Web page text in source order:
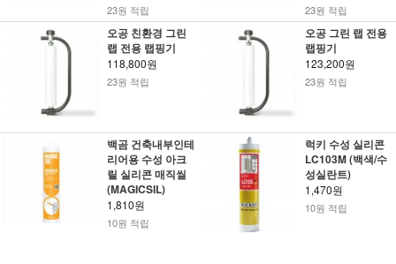
23원 적립 23원 적립
오공 친환경 그린
랩 전용 랩핑기
118,800원
23원 적립
오공 그린 랩 전용
랩핑기
123,200원
23원 적립
백곰 건축내부인테
리어용 수성 아크
릴 실리콘 매직씰
(MAGICSIL)
1,810원
10원 적립
럭키 수성 실리콘
LC103M (백색/수
성실란트)
1,470원
10원 적립